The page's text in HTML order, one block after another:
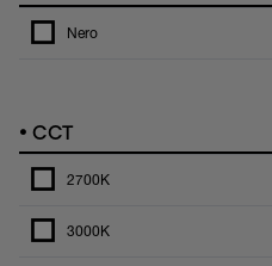
Nero
• CCT
2700K
3000K